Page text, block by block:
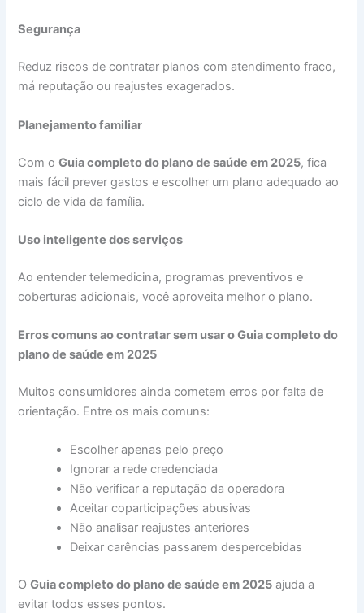
Segurança
Reduz riscos de contratar planos com atendimento fraco,
má reputação ou reajustes exagerados.
Planejamento familiar
Com oGuia completo do plano de saúde em 2025, fica
mais fácil prever gastos e escolher um plano adequado ao
ciclo de vida da família.
Uso inteligente dos serviços
Ao entender telemedicina, programas preventivos e
coberturas adicionais, você aproveita melhor o plano.
Erros comuns ao contratar sem usar o Guia completo do
plano de saúde em 2025
Muitos consumidores ainda cometem erros por falta de
orientação. Entre os mais comuns:
Escolher apenas pelo preço
Ignorar a rede credenciada
Não verificar a reputação da operadora
Aceitar coparticipações abusivas
Não analisar reajustes anteriores
Deixar carências passarem despercebidas
OGuia completo do plano de saúde em 2025 ajuda a
evitar todos esses pontos.